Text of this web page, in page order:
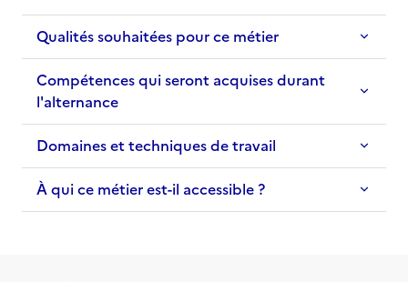
Qualités souhaitées pour ce métier
Compétences qui seront acquises durant
l'alternance
Domaines et techniques de travail
À qui ce métier est-il accessible ?